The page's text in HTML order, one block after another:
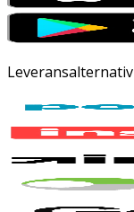
Leveransalternativ